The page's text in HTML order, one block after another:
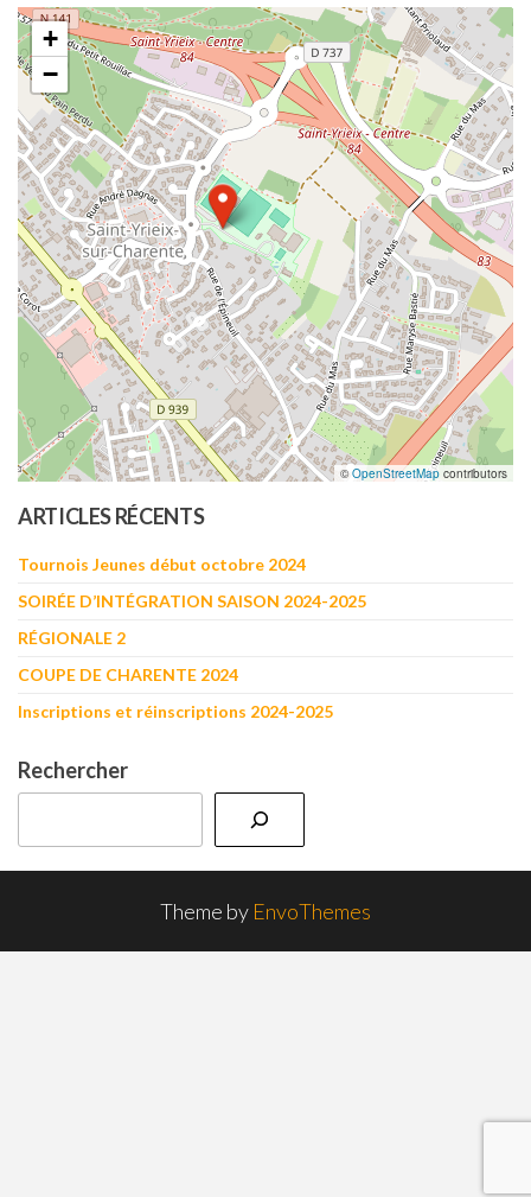
+
−
©OpenStreetMap contributors
ARTICLES RÉCENTS
Tournois Jeunes début octobre 2024
SOIRÉE D’INTÉGRATION SAISON 2024-2025
RÉGIONALE 2
COUPE DE CHARENTE 2024
Inscriptions et réinscriptions 2024-2025
Rechercher
Theme by EnvoThemes